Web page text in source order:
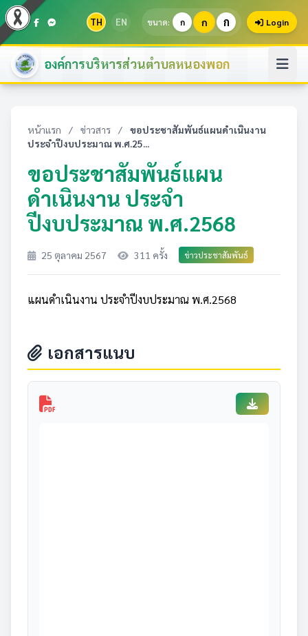
TH EN ขนาด: ก ก ก Login
องค์การบริหารส่วนตำบลหนองพอก
หน้าแรก / ข่าวสาร /
ขอประชาสัมพันธ์แผนดำเนินงาน
ประจำปีงบประมาณ พ.ศ.25...
ขอประชาสัมพันธ์แผน
ดำเนินงาน ประจำ
ปีงบประมาณ พ.ศ.2568
25 ตุลาคม 2567 311 ครั้ง ข่าวประชาสัมพันธ์
แผนดำเนินงาน ประจำปีงบประมาณ พ.ศ.2568
เอกสารแนบ